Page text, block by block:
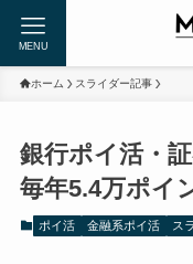
MENU
ホーム スライダー記事
銀行ポイ活・
毎年5.4万ポイ
ポイ活 金融系ポイ活 ス